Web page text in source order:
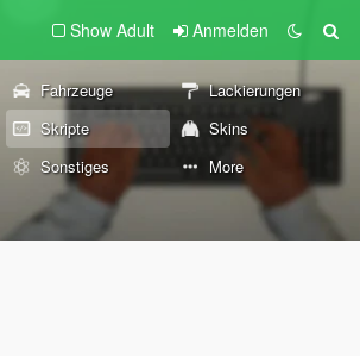
Show Adult Anmelden
Fahrzeuge
Lackierungen
Skripte
Skins
Sonstiges More